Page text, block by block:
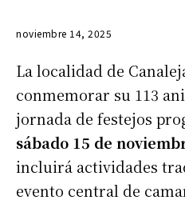
noviembre 14, 2025
La localidad de
conmemorar su 113
jornada de festejos
sábado 15 de
incluirá actividades
evento central de